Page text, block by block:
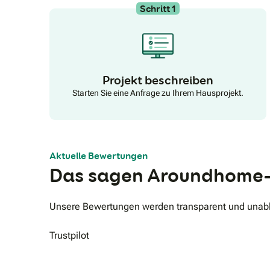
Schritt 1
Projekt beschreiben
Starten Sie eine Anfrage zu Ihrem Hausprojekt.
Aktuelle Bewertungen
Das sagen
Unsere Bewertungen werden transparent und
Trustpilot